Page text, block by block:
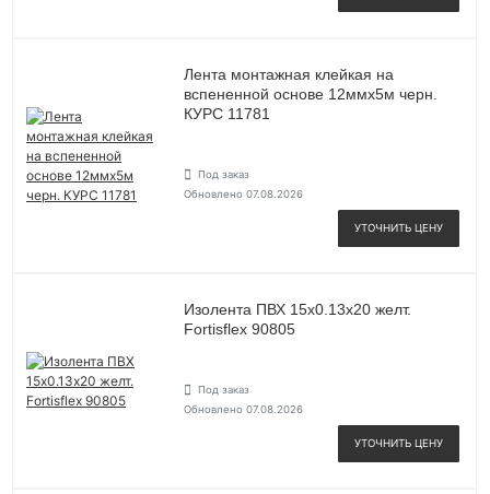
Лента монтажная клейкая на
вспененной основе 12ммх5м черн.
КУРС 11781
Под заказ
Обновлено 07.08.2026
УТОЧНИТЬ ЦЕНУ
Изолента ПВХ 15х0.13х20 желт.
Fortisflex 90805
Под заказ
Обновлено 07.08.2026
УТОЧНИТЬ ЦЕНУ